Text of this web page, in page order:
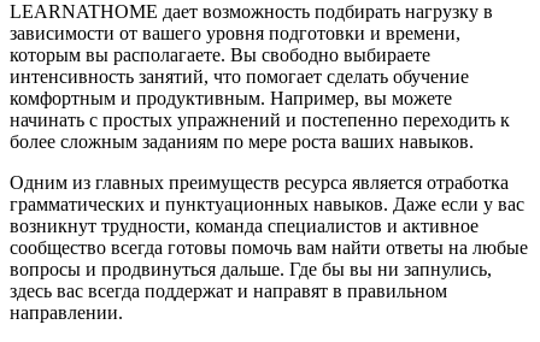
LEARNATHOME дает возможность подбирать нагрузку в
зависимости от вашего уровня подготовки и времени,
которым вы располагаете. Вы свободно выбираете
интенсивность занятий, что помогает сделать обучение
комфортным и продуктивным. Например, вы можете
начинать с простых упражнений и постепенно переходить к
более сложным заданиям по мере роста ваших навыков.
Одним из главных преимуществ ресурса является отработка
грамматических и пунктуационных навыков. Даже если у вас
возникнут трудности, команда специалистов и активное
сообщество всегда готовы помочь вам найти ответы на любые
вопросы и продвинуться дальше. Где бы вы ни запнулись,
здесь вас всегда поддержат и направят в правильном
направлении.